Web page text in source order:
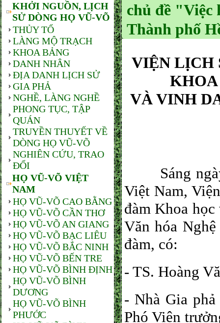
KHỞI NGUỒN, LỊCH
SỬ DÒNG HỌ VŨ-VÕ
THỦY TỔ
LÀNG MỘ TRẠCH
KHOA BẢNG
DANH NHÂN
ĐỊA DANH LỊCH SỬ
GIA PHẢ
NGHỀ, LÀNG NGHỀ
PHONG TỤC, TẬP
QUÁN
TRUYỀN THUYẾT VỀ
DÒNG HỌ VŨ-VÕ
NGHIÊN CỨU, TRAO
ĐỔI
HỌ VŨ-VÕ VIỆT
NAM
HỌ VŨ-VÕ CAO BẰNG
HỌ VŨ-VÕ CẦN THƠ
HỌ VŨ-VÕ AN GIANG
HỌ VŨ-VÕ BẠC LIÊU
HỌ VŨ-VÕ BẮC NINH
HỌ VŨ-VÕ BẾN TRE
HỌ VŨ-VÕ BÌNH ĐỊNH
HỌ VŨ-VÕ BÌNH
DƯƠNG
HỌ VŨ-VÕ BÌNH
PHƯỚC
chủ đề "Việc
Thành phố
VIỆN LỊCH
K
VÀ VINH
Sáng ngày
Việt Nam,
đàm Khoa
Văn hóa
đàm, có:
- TS. Hoàng
- Nhà Gia
Phó Viện